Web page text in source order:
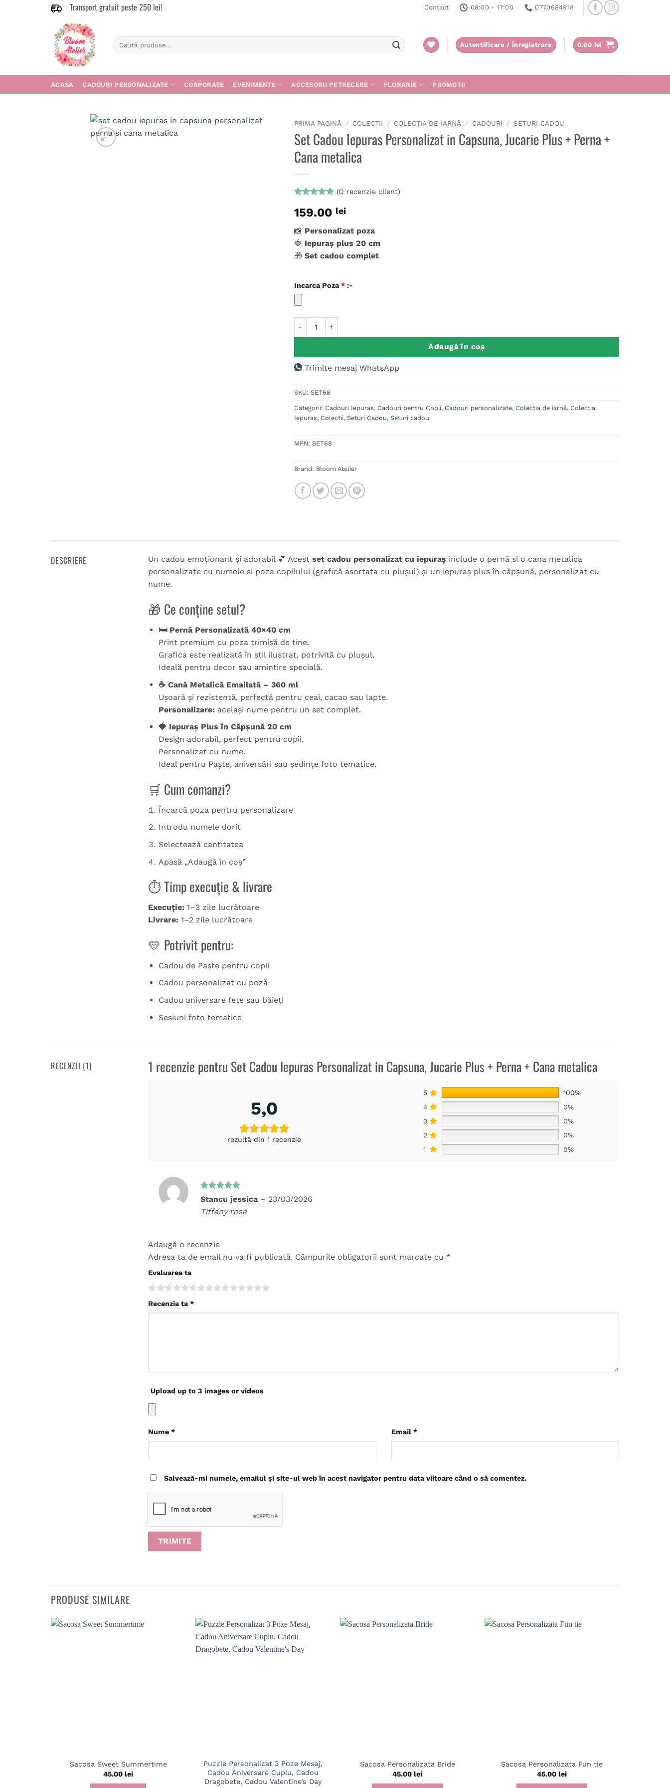
Transport gratuit peste 250 lei! Contact 08:00 - 17:00 0770684918
Caută
după:
Autentificare / Înregistrare 0.00 lei
ACASA CADOURI PERSONALIZATE CORPORATE EVENIMENTE ACCESORII PETRECERE FLORARIE PROMOTII
PRIMA PAGINĂ / COLECTII / COLECȚIA DE IARNĂ / CADOURI / SETURI CADOU
Set Cadou Iepuras Personalizat in Capsuna, Jucarie Plus + Perna +
Cana metalica
5din 5 pe
baza unei
singure
evaluări
(O recenzie client)
159.00 lei
📸 Personalizat poza
🍓 Iepuraș plus 20 cm
🎁 Set cadou complet
Incarca Poza *:-
Adaugă în coș
Trimite mesaj WhatsApp
SKU: SET68
Categorii: Cadouri Iepuras, Cadouri pentru Copii, Cadouri personalizate, Colecția de iarnă, Colecția
Iepuraș, Colectii, Seturi Cadou, Seturi cadou
MPN: SET68
Brand: Bloom Atelier
DESCRIERE Un cadou emoționant și adorabil 💕 Acest set cadou personalizat cu iepuraș include o pernă si o cana metalica
personalizate cu numele si poza copilului (grafică asortata cu plușul) și un iepuraș plus în căpșună, personalizat cu
nume.
🎁 Ce conține setul?
🛏 Pernă Personalizată 40×40 cm
Print premium cu poza trimisă de tine.
Grafica este realizată în stil ilustrat, potrivită cu plușul.
Ideală pentru decor sau amintire specială.
☕ Cană Metalică Emailată – 360 ml
Ușoară și rezistentă, perfectă pentru ceai, cacao sau lapte.
Personalizare: același nume pentru un set complet.
🍓 Iepuraș Plus în Căpșună 20 cm
Design adorabil, perfect pentru copii.
Personalizat cu nume.
Ideal pentru Paște, aniversări sau ședințe foto tematice.
🛒 Cum comanzi?
Încarcă poza pentru personalizare
Introdu numele dorit
Selectează cantitatea
Apasă „Adaugă în coș”
⏱ Timp execuție & livrare
Execuție: 1–3 zile lucrătoare
Livrare: 1–2 zile lucrătoare
💛 Potrivit pentru:
Cadou de Paște pentru copii
Cadou personalizat cu poză
Cadou aniversare fete sau băieți
Sesiuni foto tematice
RECENZII (1) 1 recenzie pentru Set Cadou Iepuras Personalizat in Capsuna, Jucarie Plus + Perna + Cana metalica
5,0
rezultă din 1 recenzie
5
100%
4
0%
3
0%
2
0%
1
0%
Evaluat la
5
din 5
Stancu jessica – 23/03/2026
Tiffany rose
Adaugă o recenzie
Adresa ta de email nu va fi publicată. Câmpurile obligatorii sunt marcate cu *
Evaluarea ta
Recenzia ta *
Upload up to 3 images or videos
Nume * Email *
Salvează-mi numele, emailul și site-ul web în acest navigator pentru data viitoare când o să comentez.
PRODUSE SIMILARE
Sacosa Sweet Summertime
45.00 lei
Puzzle Personalizat 3 Poze Mesaj,
Cadou Aniversare Cuplu, Cadou
Dragobete, Cadou Valentine’s Day
Sacosa Personalizata Bride
45.00 lei
Sacosa Personalizata Fun tie
45.00 lei